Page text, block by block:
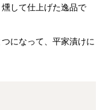
燻して仕上げた逸品で
になって、平家漬けに